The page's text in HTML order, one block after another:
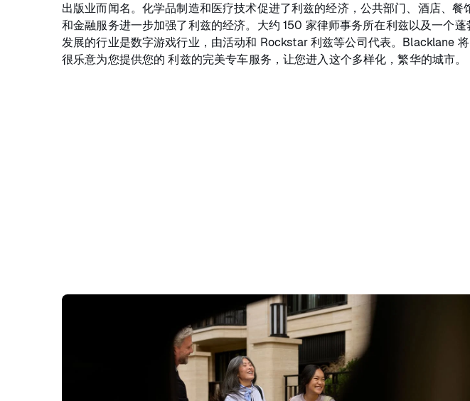
出版业而闻名。化学品制造和医疗技术促进了利兹的经济，公共部门、酒店、餐
和金融服务进一步加强了利兹的经济。大约 150 家律师事务所在利兹以及一个蓬
发展的行业是数字游戏行业，由活动和 Rockstar 利兹等公司代表。Blacklane 将
很乐意为您提供您的 利兹的完美专车服务，让您进入这个多样化，繁华的城市。